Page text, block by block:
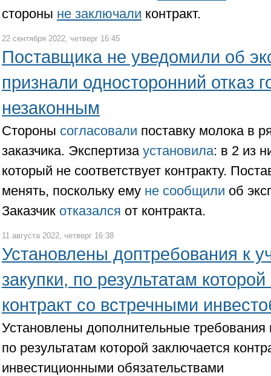
стороны не заключали контракт.
22 сентября 2022, четверг 16:45
Поставщика не уведомили об
признали односторонний отказ
незаконным
Стороны согласовали поставку молока в
заказчика. Экспертиза установила: в 2 из
который не соответствует контракту.
менять, поскольку ему не сообщили об
Заказчик отказался от контракта.
11 августа 2022, четверг 16:38
Установлены доптребования к
закупки, по результатам
контракт со встречными
Установлены дополнительные требования
по результатам которой заключается
инвестиционными обязательствами